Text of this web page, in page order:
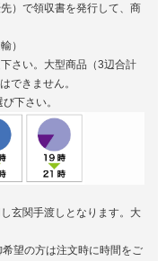
）で領収書を発行して、商
）
さい。大型商品（3辺合計
できません。
下さい。
玄関手渡しとなります。大
望の方は注文時に時間をご